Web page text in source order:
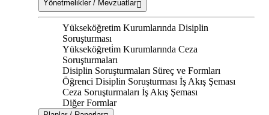
Yönetmelikler / Mevzuatlar
Yükseköğretim Kurumlarında Disiplin
Soruşturması
Yükseköğreti̇m Kurumlarında Ceza
Soruşturmaları
Disiplin Soruşturmaları Süreç ve Formları
Öğrenci Disiplin Soruşturması İş Akış Şeması
Ceza Soruşturmaları İş Akış Şeması
Diğer Formlar